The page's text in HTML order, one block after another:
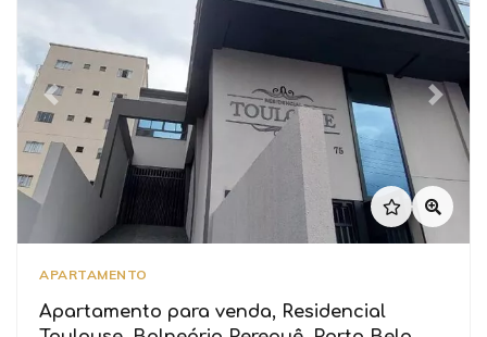
Previous Next
APARTAMENTO
Apartamento para venda, Residencial